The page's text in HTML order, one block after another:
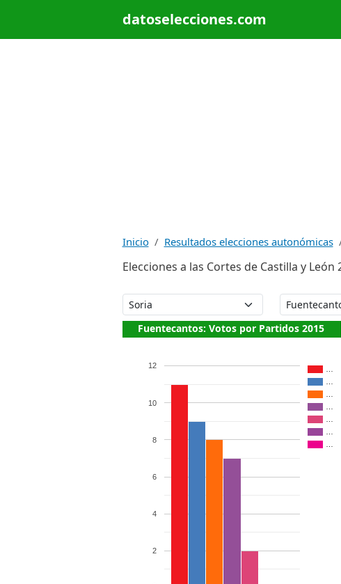
datoselecciones.com
Inicio Resultados elecciones autonómicas
Elecciones a las Cortes de Castilla y
Fuentecantos: Votos por Partidos 2015
2
4
6
8
10
12